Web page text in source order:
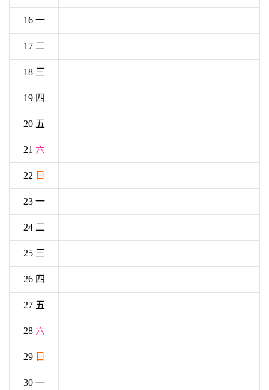
16 一
17 二
18 三
19 四
20 五
21 六
22 日
23 一
24 二
25 三
26 四
27 五
28 六
29 日
30 一